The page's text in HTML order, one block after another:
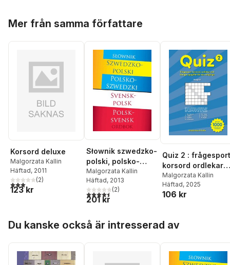
Mer från samma författare
Korsord deluxe
Malgorzata Kallin
Häftad, 2011
3,0utav 5 stjärnor. Totalt antal röster:
(2)
123 kr
Słownik szwedzko-
polski, polsko-
szwedzki =
Svensk-polsk,
polsk-svensk
ordbok
Malgorzata Kallin
Häftad, 2013
4,5utav 5 stjärnor. Totalt antal röster:
(2)
201 kr
Quiz 2 : frågesport
korsord ordlekar
och kluriga
uppgifter för den
vetgiriga
Malgorzata Kallin
Häftad, 2025
106 kr
Du kanske också är intresserad av